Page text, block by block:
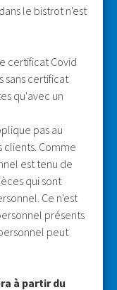
le bistrot n'est
certificat Covid
sans certificat
qu'avec un
pas au
clients. Comme
est tenu de
qui sont
Ce n'est
présents
peut
à partir du